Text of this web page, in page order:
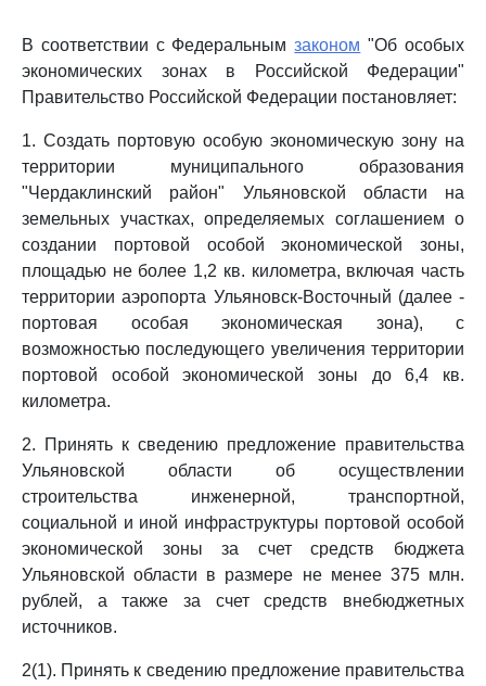
В соответствии с Федеральнымзаконом "Об особых
экономических зонах в Российской Федерации"
Правительство Российской Федерации постановляет:
1. Создать портовую особую экономическую зону на
территории муниципального образования
"Чердаклинский район" Ульяновской области на
земельных участках, определяемых соглашением о
создании портовой особой экономической зоны,
площадью не более 1,2 кв. километра, включая часть
территории аэропорта Ульяновск-Восточный (далее -
портовая особая экономическая зона), с
возможностью последующего увеличения территории
портовой особой экономической зоны до 6,4 кв.
километра.
2. Принять к сведению предложение правительства
Ульяновской области об осуществлении
строительства инженерной, транспортной,
социальной и иной инфраструктуры портовой особой
экономической зоны за счет средств бюджета
Ульяновской области в размере не менее 375 млн.
рублей, а также за счет средств внебюджетных
источников.
2(1). Принять к сведению предложение правительства